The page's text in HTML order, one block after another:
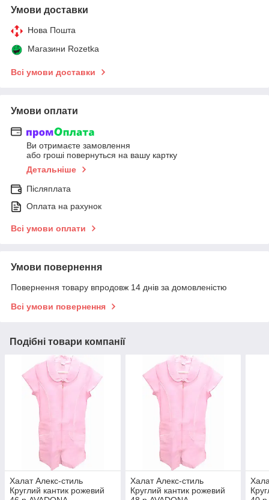
Умови доставки
Нова Пошта
Магазини Rozetka
Всі умови доставки
Умови оплати
Ви отримаєте замовлення
або гроші повернуться на вашу картку
Детальніше
Післяплата
Оплата на рахунок
Всі умови оплати
Умови повернення
Повернення товару впродовж 14 днів за домовленістю
Всі умови повернення
Подібні товари компанії
Халат Алекс-стиль
Круглий кантик рожевий
Халат Алекс-стиль
Круглий кантик рожевий